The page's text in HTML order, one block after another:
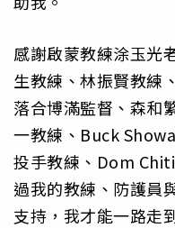
感謝啟蒙教練涂玉光
生教練、林振賢教練
落合博滿監督、森和
一教練、Buck
投手教練、Dom
過我的教練、防護員
支持，我才能一路走